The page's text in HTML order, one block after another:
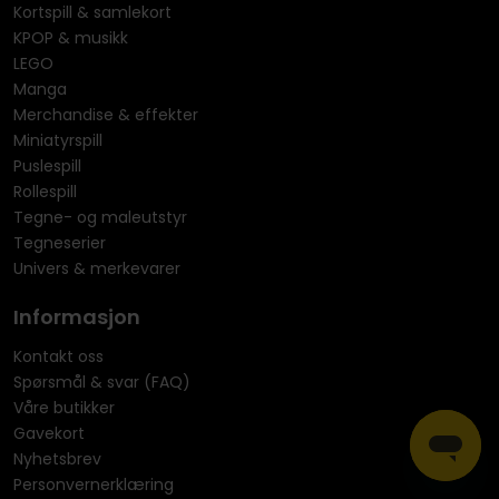
Kortspill & samlekort
KPOP & musikk
LEGO
Manga
Merchandise & effekter
Miniatyrspill
Puslespill
Rollespill
Tegne- og maleutstyr
Tegneserier
Univers & merkevarer
Informasjon
Kontakt oss
Spørsmål & svar (FAQ)
Våre butikker
Gavekort
Nyhetsbrev
Personvernerklæring